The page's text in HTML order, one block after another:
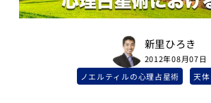
新里ひろき
2012年08月07日
ノエルティルの心理占星術
天